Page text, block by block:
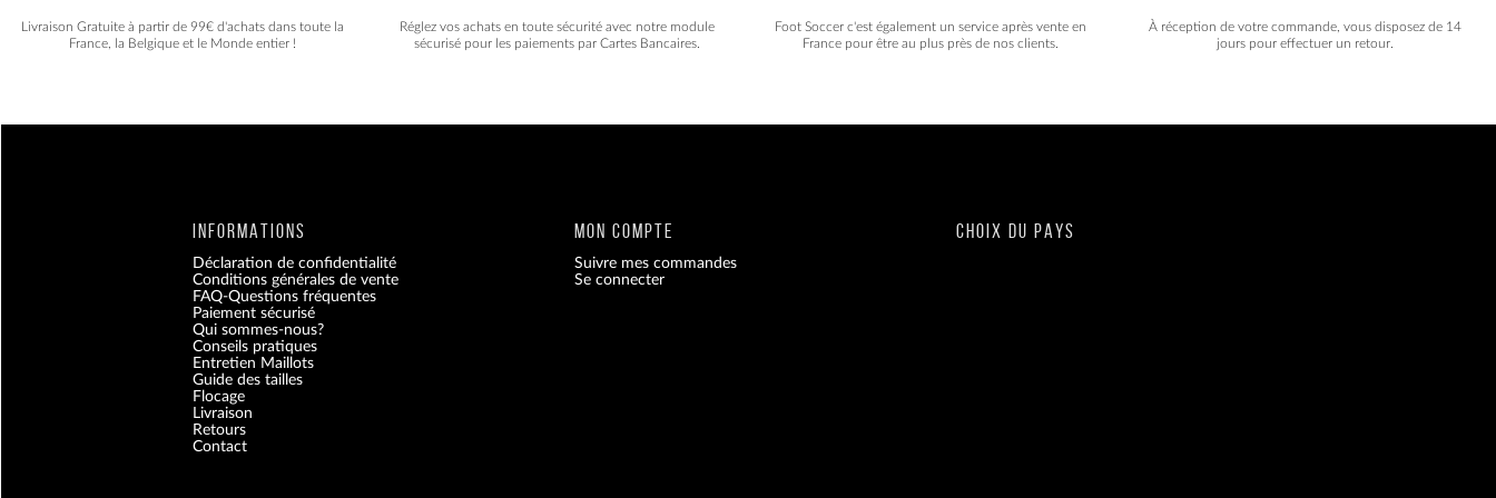
Livraison Gratuite à partir de 99€ d'achats dans toute la
France, la Belgique et le Monde entier !
Réglez vos achats en toute sécurité avec notre module
sécurisé pour les paiements par Cartes Bancaires.
Foot Soccer c'est également un service après vente en
France pour être au plus près de nos clients.
À réception de votre commande, vous disposez de 14
jours pour effectuer un retour.
INFORMATIONS
Déclaration de confidentialité
Conditions générales de vente
FAQ-Questions fréquentes
Paiement sécurisé
Qui sommes-nous?
Conseils pratiques
Entretien Maillots
Guide des tailles
Flocage
Livraison
Retours
Contact
MON COMPTE
Suivre mes commandes
Se connecter
CHOIX DU PAYS